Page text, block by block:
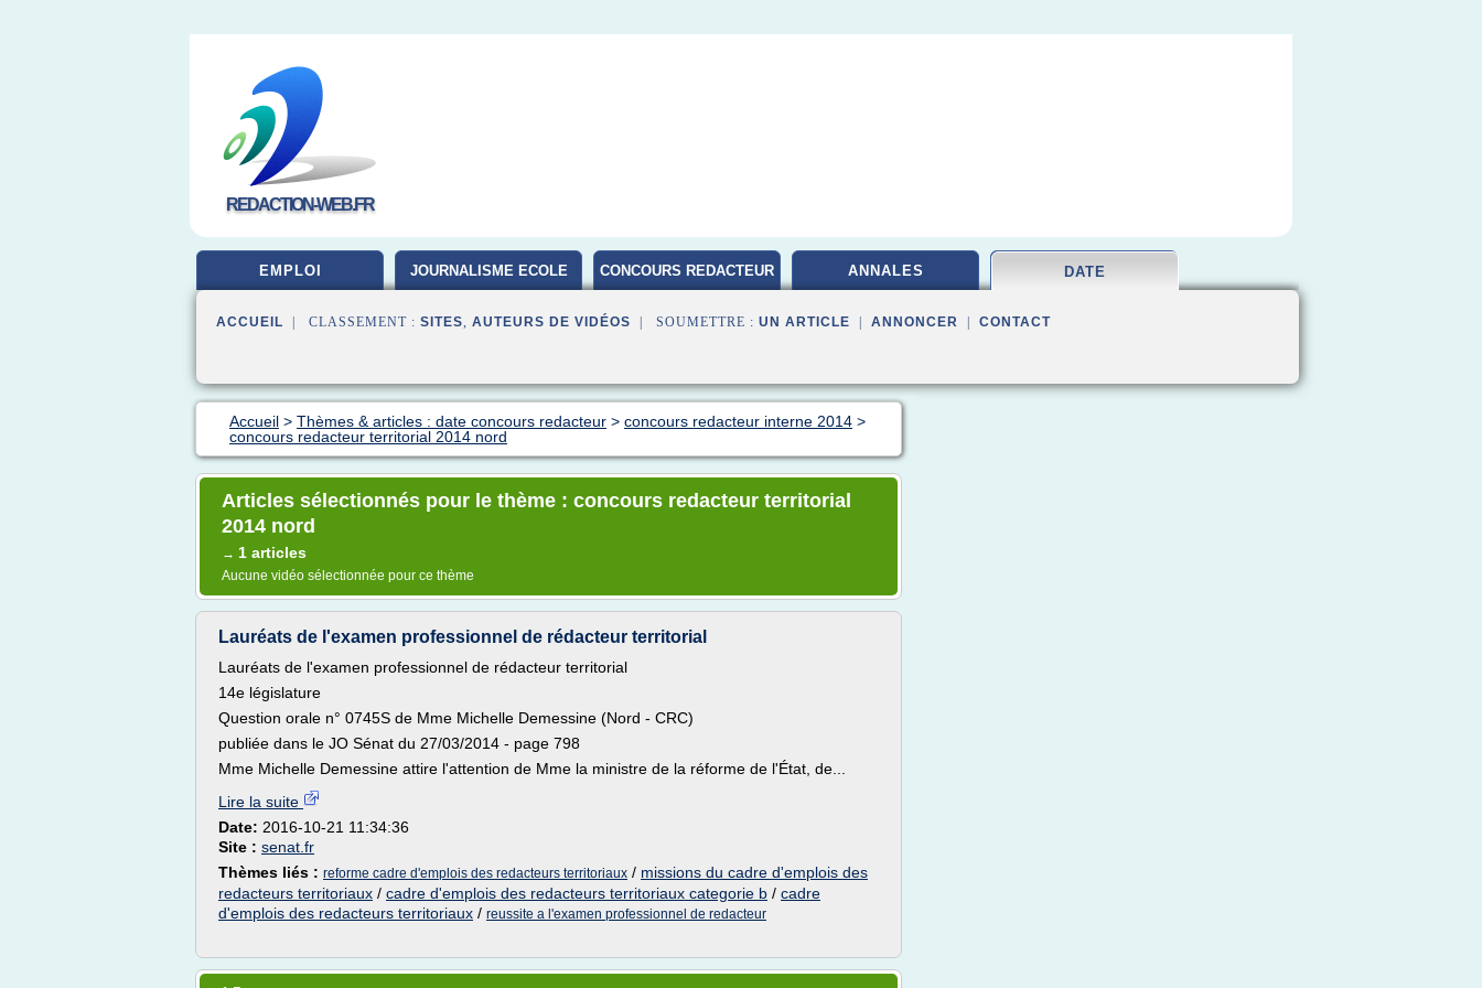
REDACTION-WEB.FR
EMPLOI JOURNALISME ECOLE CONCOURS REDACTEUR ANNALES DATE
ACCUEIL | CLASSEMENT : SITES, AUTEURS DE VIDÉOS | SOUMETTRE : UN ARTICLE ANNONCER CONTACT
Accueil > Thèmes & articles : date concours redacteur > concours redacteur interne 2014 >
concours redacteur territorial 2014 nord
Articles sélectionnés pour le thème : concours redacteur territorial
2014 nord
→ 1 articles
Aucune vidéo sélectionnée pour ce thème
Lauréats de l'examen professionnel de rédacteur territorial
Lauréats de l'examen professionnel de rédacteur territorial
14e législature
Question orale n° 0745S de Mme Michelle Demessine (Nord - CRC)
publiée dans le JO Sénat du 27/03/2014 - page 798
Mme Michelle Demessine attire l'attention de Mme la ministre de la réforme de l'État, de...
Lire la suite
Date: 2016-10-21 11:34:36
Site : senat.fr
Thèmes liés : reforme cadre d'emplois des redacteurs territoriaux / missions du cadre d'emplois des
redacteurs territoriaux / cadre d'emplois des redacteurs territoriaux categorie b / cadre
d'emplois des redacteurs territoriaux / reussite a l'examen professionnel de redacteur